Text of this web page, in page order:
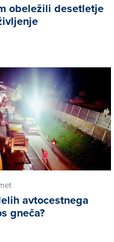
obeležili desetletje
avtocestnega
gneča?